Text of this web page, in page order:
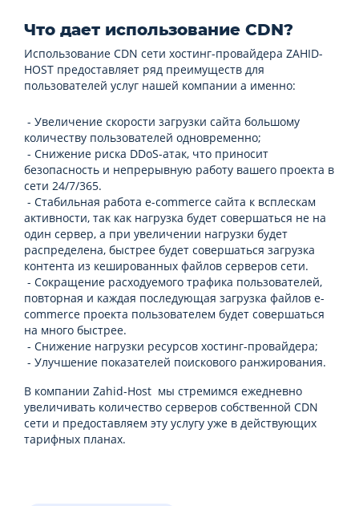
Что дает использование CDN?
Использование CDN сети хостинг-провайдера ZAHID-
HOST предоставляет ряд преимуществ для
пользователей услуг нашей компании а именно:
- Увеличение скорости загрузки сайта большому
количеству пользователей одновременно;
- Снижение риска DDoS-атак, что приносит
безопасность и непрерывную работу вашего проекта в
сети 24/7/365.
- Стабильная работа e-commerce сайта к всплескам
активности, так как нагрузка будет совершаться не на
один сервер, а при увеличении нагрузки будет
распределена, быстрее будет совершаться загрузка
контента из кешированных файлов серверов сети.
- Сокращение расходуемого трафика пользователей,
повторная и каждая последующая загрузка файлов e-
commerce проекта пользователем будет совершаться
на много быстрее.
- Снижение нагрузки ресурсов хостинг-провайдера;
- Улучшение показателей поискового ранжирования.
В компании Zahid-Host мы стремимся ежедневно
увеличивать количество серверов собственной CDN
сети и предоставляем эту услугу уже в действующих
тарифных планах.